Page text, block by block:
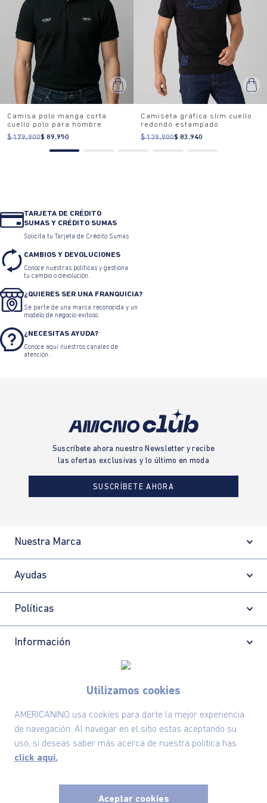
Utilizamos cookies
AMERICANINO usa cookies para darte la mejor experiencia
de navegación. Al navegar en el sitio estas aceptando su
uso, si deseas saber más acerca de nuestra política has
click aquí.
Aceptar cookies
Camisa polo manga corta
cuello polo para hombre
$ 179.900$ 89.950
Camiseta gráfica slim cuello
redondo estampado
$ 139.900$ 83.940
TARJETA DE CRÉDITO
SUMAS Y CRÉDITO SUMAS
Solicita tu Tarjeta de Crédito Sumas
CAMBIOS Y DEVOLUCIONES
Conoce nuestras políticas y gestiona
tu cambio o devolución.
¿QUIERES SER UNA FRANQUICIA?
Sé parte de una marca reconocida y un
modelo de negocio exitoso.
¿NECESITAS AYUDA?
Conoce aquí nuestros canales de
atención.
Suscríbete ahora nuestro Newsletter y recibe
las ofertas exclusivas y lo último en moda
SUSCRÍBETE AHORA
Nuestra Marca
Ayudas
Políticas
Información
Localizador de tiendas